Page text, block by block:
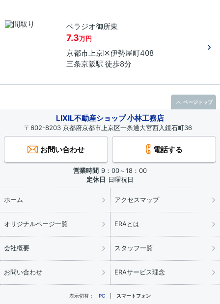
ベラジオ御所東
7.3万円
京都市上京区伊勢屋町408
三条京阪駅 徒歩8分
LIXIL不動産ショップ 小林工務店
〒602-8203 京都府京都市上京区一条通大宮西入鏡石町36
お問い合わせ 電話する
営業時間 9：00～18：00
定休日 日曜祝日
ホーム アクセスマップ
オリジナルページ一覧 ERAとは
会社概要 スタッフ一覧
お問い合わせ ERAサービス理念
表示切替： PC スマートフォン
ページトップ